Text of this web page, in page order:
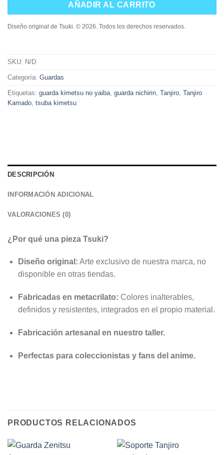
AÑADIR AL CARRITO
Diseño original de Tsuki. © 2026. Todos los derechos reservados.
SKU: N/D
Categoría: Guardas
Etiquetas: guarda kimetsu no yaiba guarda nichirin Tanjiro Tanjiro
Kamado tsuba kimetsu
DESCRIPCIÓN
INFORMACIÓN ADICIONAL
VALORACIONES (0)
¿Por qué una pieza Tsuki?
Diseño original: Arte exclusivo de nuestra marca, no
disponible en otras tiendas.
Fabricadas en metacrilato: Colores inalterables,
definidos y resistentes, integrados en el propio material.
Fabricación artesanal en nuestro taller.
Perfectas para coleccionistas y fans del anime.
PRODUCTOS RELACIONADOS